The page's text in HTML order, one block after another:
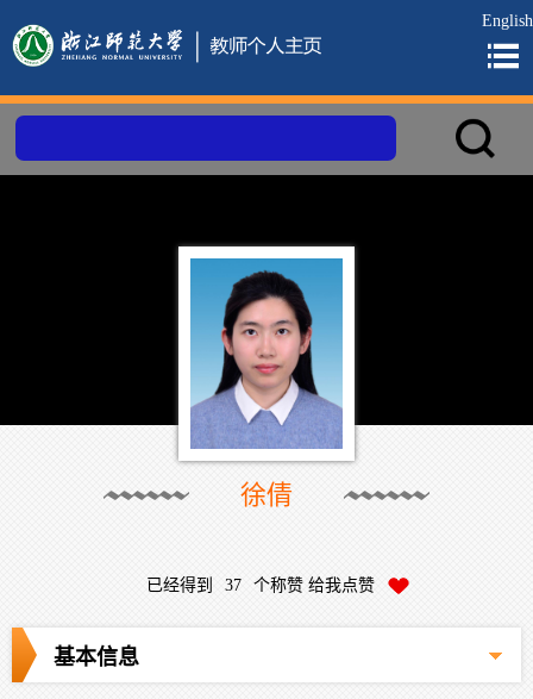
English
徐倩
已经得到 37 个称赞 给我点赞
基本信息